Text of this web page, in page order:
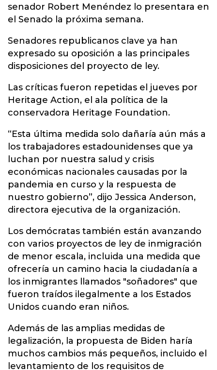
senador Robert Menéndez lo presentara en
el Senado la próxima semana.
Senadores republicanos clave ya han
expresado su oposición a las principales
disposiciones del proyecto de ley.
Las críticas fueron repetidas el jueves por
Heritage Action, el ala política de la
conservadora Heritage Foundation.
“Esta última medida solo dañaría aún más a
los trabajadores estadounidenses que ya
luchan por nuestra salud y crisis
económicas nacionales causadas por la
pandemia en curso y la respuesta de
nuestro gobierno”, dijo Jessica Anderson,
directora ejecutiva de la organización.
Los demócratas también están avanzando
con varios proyectos de ley de inmigración
de menor escala, incluida una medida que
ofrecería un camino hacia la ciudadanía a
los inmigrantes llamados "soñadores" que
fueron traídos ilegalmente a los Estados
Unidos cuando eran niños.
Además de las amplias medidas de
legalización, la propuesta de Biden haría
muchos cambios más pequeños, incluido el
levantamiento de los requisitos de